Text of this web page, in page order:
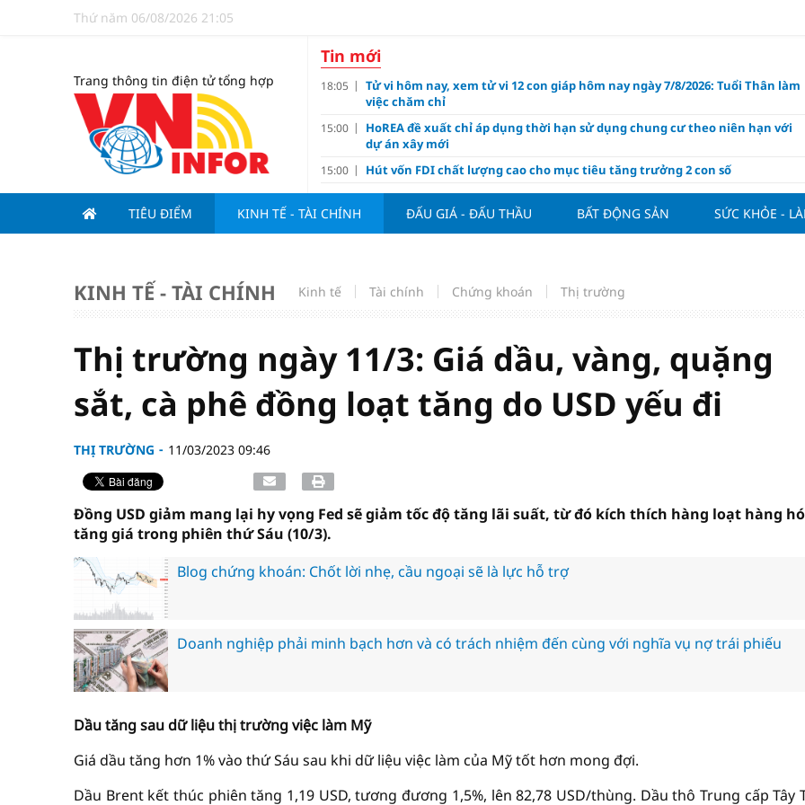
Thứ năm 06/08/2026 21:05
Trang thông tin điện tử tổng hợp
Tin mới
18:05
Tử vi hôm nay, xem tử vi 12 con giáp hôm nay ngày 7/8/2026: Tuổi Thân làm
việc chăm chỉ
15:00
HoREA đề xuất chỉ áp dụng thời hạn sử dụng chung cư theo niên hạn với
dự án xây mới
15:00 Hút vốn FDI chất lượng cao cho mục tiêu tăng trưởng 2 con số
13:15 Động lực nào để Việt Nam hiện thực hóa mục tiêu tăng trưởng 10%?
13:00 Nghiên cứu tính tiền gửi Kho bạc vào nguồn vốn huy động của ngân hàng
10:10 Giá vàng hôm nay 6/8: "Nhảy vọt" sau một đêm
nảy lửa của Hoàng Hên
09:15 Đề xuất đưa kim cương vào ngành nghề kinh doanh có điều kiện như vàng
TIÊU ĐIỂM KINH TẾ - TÀI CHÍNH ĐẤU GIÁ - ĐẤU THẦU BẤT ĐỘNG SẢN SỨC KHỎE -
KINH TẾ - TÀI CHÍNH Kinh tế Tài chính Chứng khoán Thị trường
Thị trường ngày 11/3: Giá dầu, vàng, quặng
sắt, cà phê đồng loạt tăng do USD yếu đi
THỊ TRƯỜNG 11/03/2023 09:46
Đồng USD giảm mang lại hy vọng Fed sẽ giảm tốc độ tăng lãi suất, từ đó kích thích hàng loạt hàng
tăng giá trong phiên thứ Sáu (10/3).
Blog chứng khoán: Chốt lời nhẹ, cầu ngoại sẽ là lực hỗ trợ
Doanh nghiệp phải minh bạch hơn và có trách nhiệm đến cùng với nghĩa vụ nợ trái phiếu
Dầu tăng sau dữ liệu thị trường việc làm Mỹ
Giá dầu tăng hơn 1% vào thứ Sáu sau khi dữ liệu việc làm của Mỹ tốt hơn mong đợi.
Dầu Brent kết thúc phiên tăng 1,19 USD, tương đương 1,5%, lên 82,78 USD/thùng. Dầu thô Trung cấp Tây